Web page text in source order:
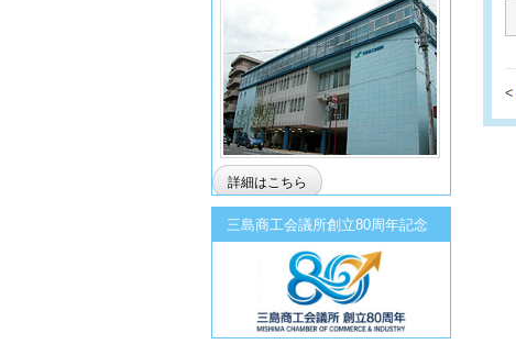
<
詳細はこちら
三島商工会議所創立80周年記念